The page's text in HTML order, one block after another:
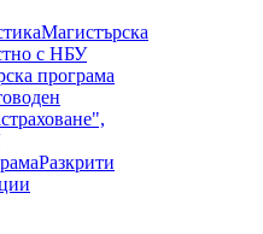
Магистърска
с НБУ
програма
Разкрити